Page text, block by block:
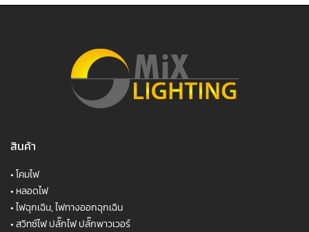
สินค้า
•โคมไฟ
• หลอดไฟ
•ไฟฉุกเฉิน, ไฟทางออกฉุกเฉิน
•สวิทซ์ไฟ ปลั๊กไฟ ปลั๊กพาวเวอร์